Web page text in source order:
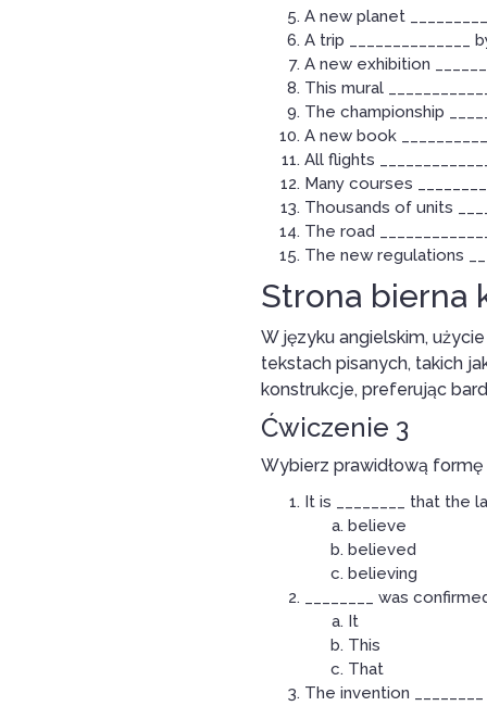
A new planet
A trip ______________
A new exhibition
This mural
The championship
A new book
All flights
Many courses
Thousands of units
The road
The new regulations
Strona bierna
W języku angielskim,
tekstach pisanych, takich
konstrukcje, preferując
Ćwiczenie 3
Wybierz prawidłową
It is ________ that the
believe
believed
believing
________ was
It
This
That
The invention